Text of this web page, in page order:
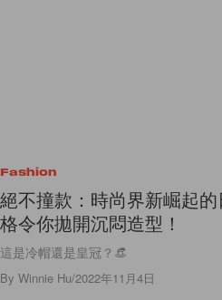
Fashion
絕不撞款：時尚界新崛起
格令你拋開沉悶造型！
這是冷帽還是皇冠？👒
By Winnie Hu/2022年11月4日